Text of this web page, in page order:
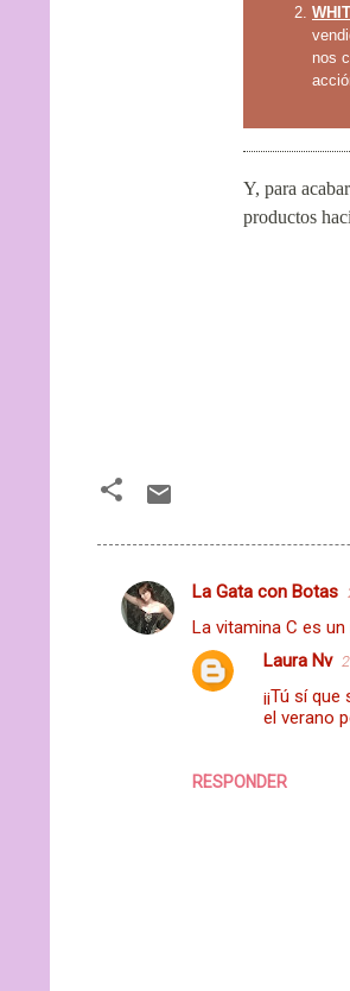
nos
Y, para
productos
C
o
La Gata con Botas
La vitamina C es
RESPONDER
Laura Nv
¡¡Tú sí
el verano